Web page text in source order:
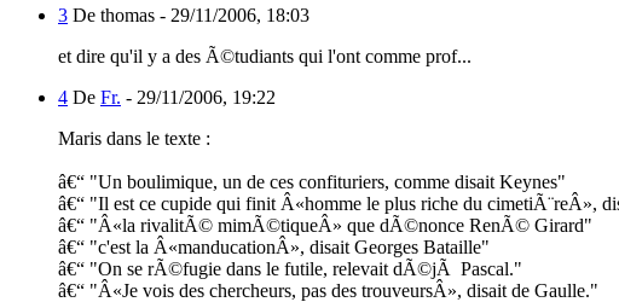
3 De thomas - 29/11/2006, 18:03
et dire qu'il y a des Ã©tudiants qui l'ont comme prof...
4 De Fr. - 29/11/2006, 19:22
Maris dans le texte :
â€“ "Un boulimique, un de ces confituriers, comme disait Keynes"
â€“ "Il est ce cupide qui finit Â«homme le plus riche du cimetiÃ¨reÂ»,
â€“ "Â«la rivalitÃ© mimÃ©tiqueÂ» que dÃ©nonce RenÃ© Girard"
â€“ "c'est la Â«manducationÂ», disait Georges Bataille"
â€“ "On se rÃ©fugie dans le futile, relevait dÃ©jÃ Pascal."
â€“ "Â«Je vois des chercheurs, pas des trouveursÂ», disait de Gaulle."